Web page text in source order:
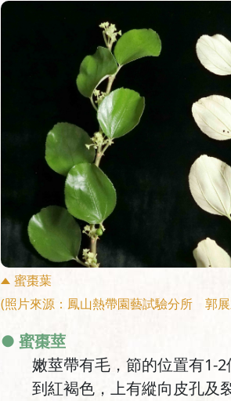
蜜棗葉
(照片來源：鳳山熱帶園藝試驗分所 郭
● 蜜棗莖
嫩莖帶有毛，節的位置有1-
到紅褐色，上有縱向皮孔及